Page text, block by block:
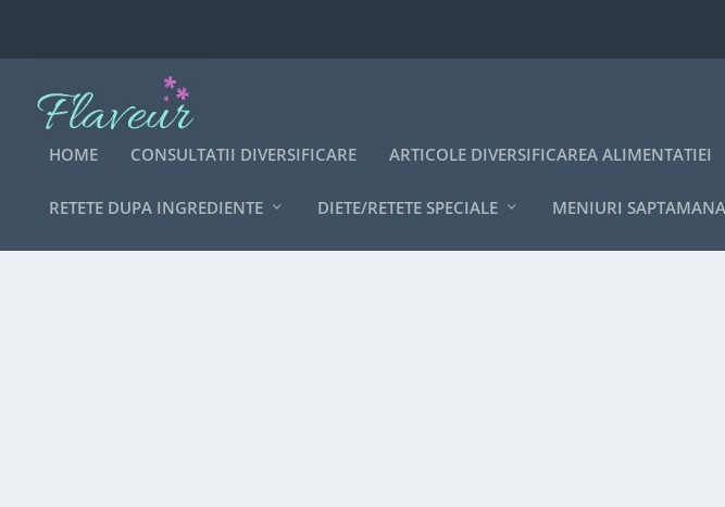
HOME CONSULTATII DIVERSIFICARE ARTICOLE DIVERSIFICAREA ALIMENTATIEI
RETETE DUPA INGREDIENTE DIETE/RETETE SPECIALE MENIURI